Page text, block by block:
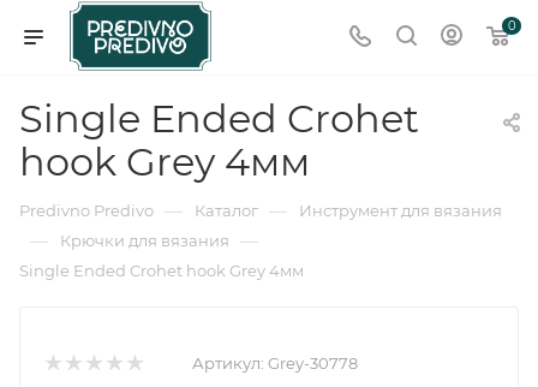
0
Single Ended Crohet
hook Grey 4мм
Predivno Predivo — Каталог — Инструмент для вязания
— Крючки для вязания —
Single Ended Crohet hook Grey 4мм
Артикул: Grey-30778